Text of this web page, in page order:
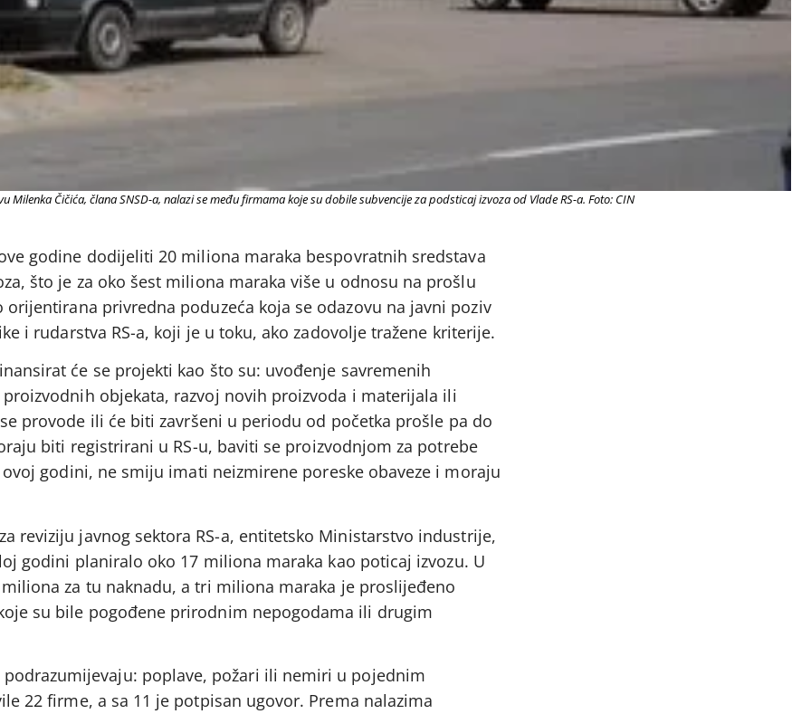
Milenka Čičića, člana SNSD-a, nalazi se među firmama koje su dobile subvencije za podsticaj izvoza od Vlade RS-a. Foto: CIN
godine dodijeliti 20 miliona maraka bespovratnih sredstava
što je za oko šest miliona maraka više u odnosu na prošlu
privredna poduzeća koja se odazovu na javni poziv
i rudarstva RS-a, koji je u toku, ako zadovolje tražene kriterije.
će se projekti kao što su: uvođenje savremenih
objekata, razvoj novih proizvoda i materijala ili
provode ili će biti završeni u periodu od početka prošle pa do
biti registrirani u RS-u, baviti se proizvodnjom za potrebe
godini, ne smiju imati neizmirene poreske obaveze i moraju
reviziju javnog sektora RS-a, entitetsko Ministarstvo industrije,
godini planiralo oko 17 miliona maraka kao poticaj izvozu. U
za tu naknadu, a tri miliona maraka je proslijeđeno
su bile pogođene prirodnim nepogodama ili drugim
poplave, požari ili nemiri u pojednim
22 firme, a sa 11 je potpisan ugovor. Prema nalazima